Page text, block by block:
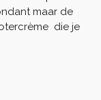
maar de
die je